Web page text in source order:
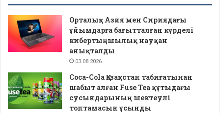
Орталық Азия мен Сириядағы
ұйымдарға бағытталған күрделі
кибертыңшылық науқан
анықталды
03.08.2026
Coca-Cola Қазақстан табиғатынан
шабыт алған Fuse Tea құтыдағы
сусындарының шектеулі
топтамасын ұсынды